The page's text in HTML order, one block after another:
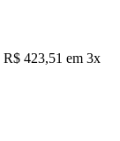
R$ 423,51 em 3x